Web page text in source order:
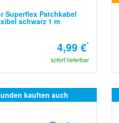
Superflex Patchkabel
schwarz 1 m
4,99 €*
sofort lieferbar
kauften auch